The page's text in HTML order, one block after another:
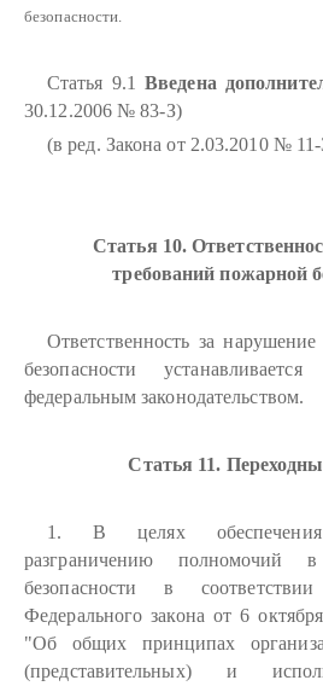
безопасности.
Статья 9.1Введена
30.12.2006 № 83-З)
(в ред. Закона от 2.03.2010 №
Статья 10.
требований пожарной
Ответственность за
безопасности
федеральным законодательством.
Статья 11.
1. В целях
разграничению полномочий
безопасности в
Федерального закона от 6
"Об общих принципах
(представительных) и